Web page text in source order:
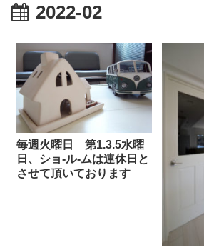
2022-02
毎週火曜日 第1.3.5水曜
日、ショ-ル-ムは連休日と
させて頂いております